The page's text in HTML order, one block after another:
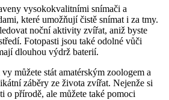
vysokokvalitními snímači a
které umožňují čistě snímat i za tmy.
noční aktivity zvířat, aniž byste
Fotopasti jsou také odolné vůči
dlouhou výdrž baterií.
můžete stát amatérským zoologem a
záběry ze života zvířat. Nejenže si
o přírodě, ale můžete také pomoci